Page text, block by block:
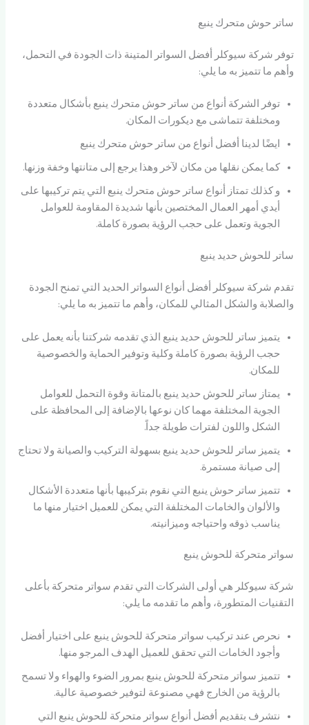
ساتر حوش متحرك ينبع
توفر شركة سيوكلر أفضل السواتر المتينة ذات الجودة في التحمل،
وأهم ما تتميز به ما يلي:
توفر الشركة أنواع من ساتر حوش متحرك ينبع بأشكال متعددة
ومختلفة تتماشى مع ديكورات المكان.
ايضًا لدينا أفضل أنواع من ساتر حوش متحرك ينبع
كما يمكن نقلها من مكان لآخر وهذا يرجع إلى متانتها وخفة وزنها.
و كذلك تمتاز أنواع ساتر حوش متحرك ينبع التي يتم تركيبها على
أيدي أمهر العمال المختصين بأنها شديدة المقاومة للعوامل
الجوية وتعمل على حجب الرؤية بصورة كاملة.
ساتر للحوش حديد ينبع
تقدم شركة سيوكلر أفضل أنواع السواتر الحديد التي تمنح الجودة
والصلابة والشكل المثالي للمكان، وأهم ما تتميز به ما يلي:
يتميز ساتر للحوش حديد ينبع الذي تقدمه شركتنا بأنه يعمل على
حجب الرؤية بصورة كاملة وكلية وتوفير الحماية والخصوصية
للمكان.
يمتاز ساتر للحوش حديد ينبع بالمتانة وقوة التحمل للعوامل
الجوية المختلفة مهما كان نوعها بالإضافة إلى المحافظة على
الشكل واللون لفترات طويلة جداً.
يتميز ساتر للحوش حديد ينبع بسهولة التركيب والصيانة ولا تحتاج
إلى صيانة مستمرة.
تتميز ساتر حوش ينبع التي نقوم بتركيبها بأنها متعددة الأشكال
والألوان والخامات المختلفة التي يمكن للعميل اختيار منها ما
يناسب ذوقه واحتياجه وميزانيته.
سواتر متحركة للحوش ينبع
شركة سيوكلر هي أولى الشركات التي تقدم سواتر متحركة بأعلى
التقنيات المتطورة، وأهم ما تقدمه ما يلي:
نحرص عند تركيب سواتر متحركة للحوش ينبع على اختيار أفضل
وأجود الخامات التي تحقق للعميل الهدف المرجو منها.
تتميز سواتر متحركة للحوش ينبع بمرور الضوء والهواء ولا تسمح
بالرؤية من الخارج فهي مصنوعة لتوفير خصوصية عالية.
نتشرف بتقديم أفضل أنواع سواتر متحركة للحوش ينبع التي